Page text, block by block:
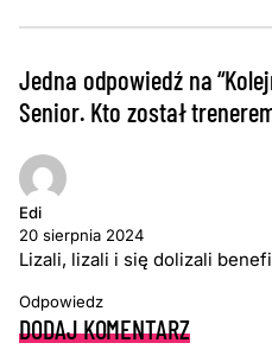
Jedna odpowiedź na
Senior. Kto został
Edi
20 sierpnia 2024
Lizali, lizali i się dolizali
Odpowiedz
DODAJ KOMENTARZ